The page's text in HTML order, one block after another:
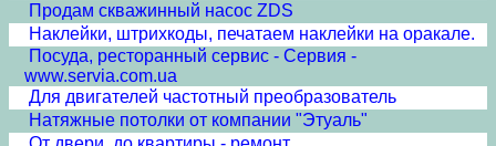
Продам скважинный насос ZDS
Наклейки, штрихкоды, печатаем наклейки на оракале.
Посуда, ресторанный сервис - Сервия -
www.servia.com.ua
Для двигателей частотный преобразователь
Натяжные потолки от компании "Этуаль"